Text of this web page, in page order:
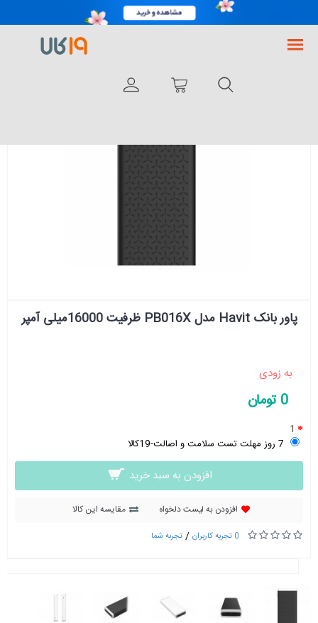
لوازم جانبی گوشی موبایل پاور بانک Havit مدل PB016X ظرفیت 16000میلی آمپر
پاور بانک Havit مدل PB016X ظرفیت 16000میلی آمپر
به زودی
0 تومان
1
7 روز مهلت تست سلامت و اصالت-19کالا
افزودن به سبد خرید
افزودن به لیست دلخواه مقایسه این کالا
0 تجربه کاربران / تجربه شما